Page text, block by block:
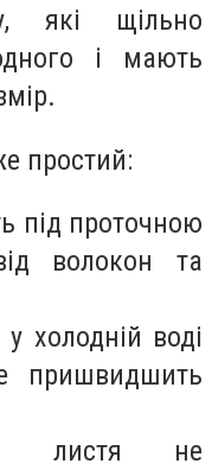
які щільно
і мають
простий:
під проточною
волокон та
холодній воді
пришвидшить
листя не